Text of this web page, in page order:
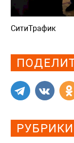
СитиТрафик
РУБРИКИ